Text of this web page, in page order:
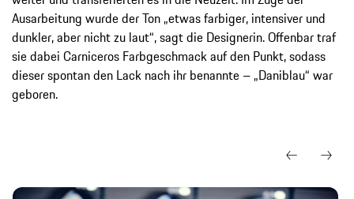
Ausarbeitung wurde der Ton „etwas farbiger, intensiver und
dunkler, aber nicht zu laut“, sagt die Designerin. Offenbar traf
sie dabei Carniceros Farbgeschmack auf den Punkt, sodass
dieser spontan den Lack nach ihr benannte – „Daniblau“ war
geboren.